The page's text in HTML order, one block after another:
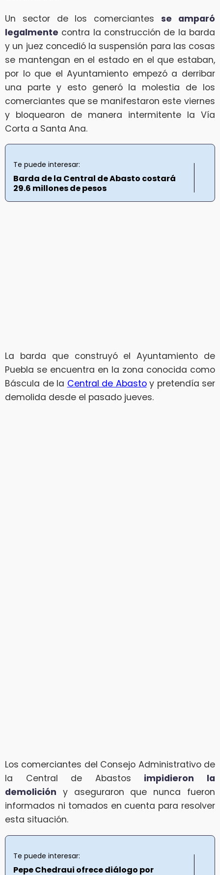
Un sector de los comerciantesse amparó
legalmente contra la construcción de la barda
y un juez concedió la suspensión para las cosas
se mantengan en el estado en el que estaban,
por lo que el Ayuntamiento empezó a derribar
una parte y esto generó la molestia de los
comerciantes que se manifestaron este viernes
y bloquearon de manera intermitente la Vía
Corta a Santa Ana.
Te puede interesar:
Barda de la Central de Abasto costará
29.6 millones de pesos
La barda que construyó el Ayuntamiento de
Puebla se encuentra en la zona conocida como
Báscula de la Central de Abastoy pretendía ser
demolida desde el pasado jueves.
Los comerciantes del Consejo Administrativo de
la Central de Abastos impidieron la
demolición y aseguraron que nunca fueron
informados ni tomados en cuenta para resolver
esta situación.
Te puede interesar:
Pepe Chedraui ofrece diálogo por